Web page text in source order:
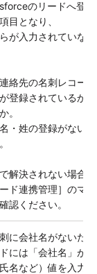
のリードへ登
目となり、
が入力されていな
絡先の名刺レコー
が登録されているか
。
・姓の登録がない
で解決されない場合
ード連携管理］のマ
認ください。
に会社名がないた
には「会社名」が
名など）値を入力